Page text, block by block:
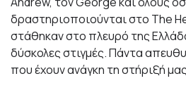
δραστηριοποιούνται στο The
στάθηκαν στο πλευρό της
δύσκολες στιγμές. Πάντα
που έχουν ανάγκη τη στήριξή